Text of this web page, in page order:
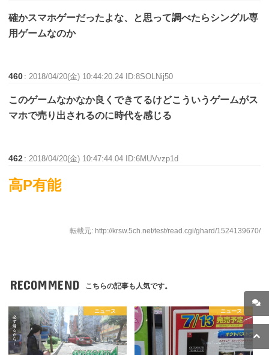
確かスマホゲーだったよな、と思って調べたらシングル専
用ゲームなのか
460 :2018/04/20(金) 10:44:20.24 ID:8SOLNij50
このゲームなかなか良くできてるけどこういうゲームがス
マホで売り出されるのに時代を感じる
462 :2018/04/20(金) 10:47:44.04 ID:6MUVvzp1d
高P有能
転載元: http://krsw.5ch.net/test/read.cgi/ghard/1524139670/
RECOMMEND こちらの記事も人気です。
ニュース ニュース